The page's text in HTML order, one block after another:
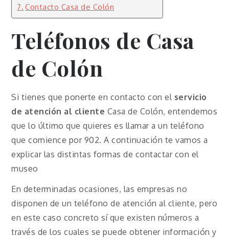
Contacto Casa de Colón
Teléfonos de Casa
de Colón
Si tienes que ponerte en contacto con el servicio
de atención al cliente Casa de Colón, entendemos
que lo último que quieres es llamar a un teléfono
que comience por 902. A continuación te vamos a
explicar las distintas formas de contactar con el
museo
En determinadas ocasiones, las empresas no
disponen de un teléfono de atención al cliente, pero
en este caso concreto sí que existen números a
través de los cuales se puede obtener información y